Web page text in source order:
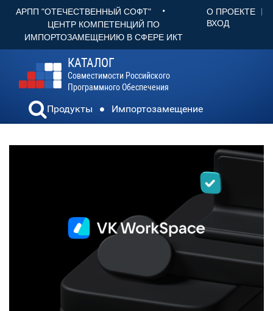
АРПП "ОТЕЧЕСТВЕННЫЙ СОФТ" •
ЦЕНТР КОМПЕТЕНЦИЙ ПО
ИМПОРТОЗАМЕЩЕНИЮ В СФЕРЕ ИКТ
О ПРОЕКТЕ
ВХОД
КАТАЛОГ
Совместимости Российского
Программного Обеспечения
Продукты Импортозамещение